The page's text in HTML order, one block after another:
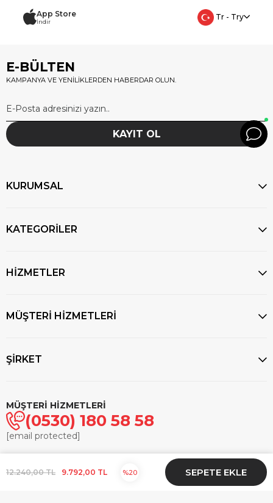
App Store
İndir
Tr - Try
E-BÜLTEN
KAMPANYA VE YENİLİKLERDEN HABERDAR OLUN.
KAYIT OL
KURUMSAL
KATEGORİLER
HİZMETLER
MÜŞTERİ HİZMETLERİ
ŞİRKET
MÜŞTERİ HİZMETLERİ
(0530) 180 58 58
[email protected]
- Tüm hakları saklıdır.
12.240,00 TL 9.792,00 TL 20